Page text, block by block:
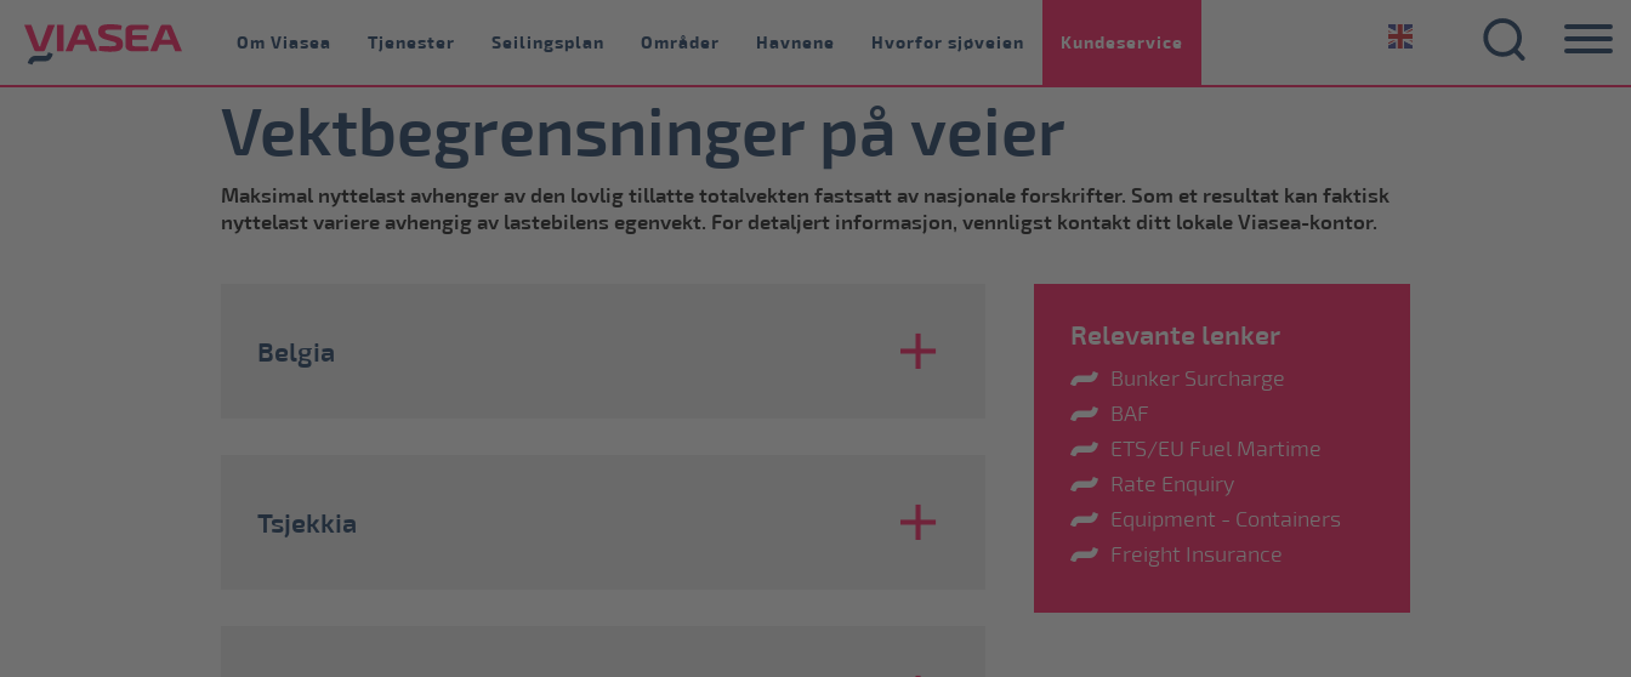
Om Viasea Tjenester Seilingsplan Områder Havnene Hvorfor sjøveien Kundeservice
Vektbegrensninger på veier
Maksimal nyttelast avhenger av den lovlig tillatte totalvekten fastsatt av nasjonale forskrifter. Som et resultat kan faktisk
nyttelast variere avhengig av lastebilens egenvekt. For detaljert informasjon, vennligst kontakt ditt lokale Viasea-kontor.
Belgia
Tsjekkia
Relevante lenker
Bunker Surcharge
BAF
ETS/EU Fuel Martime
Rate Enquiry
Equipment - Containers
Freight Insurance